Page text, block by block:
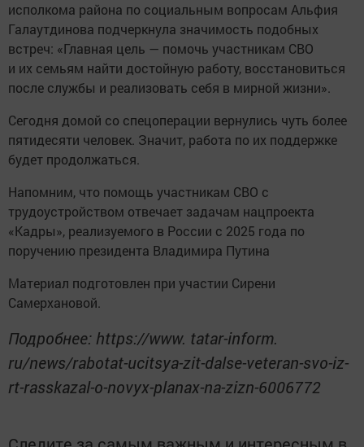
исполкома района по социальным вопросам Альфия
Галаутдинова подчеркнула значимость подобных
встреч: «Главная цель — помочь участникам СВО
и их семьям найти достойную работу, восстановиться
после службы и реализовать себя в мирной жизни».
Сегодня домой со спецоперации вернулись чуть более
пятидесяти человек. Значит, работа по их поддержке
будет продолжаться.
Напомним, что помощь участникам СВО с
трудоустройством отвечает задачам нацпроекта
«Кадры», реализуемого в России с 2025 года по
поручению президента Владимира Путина
Материал подготовлен при участии Сирени
Самерхановой.
Подробнее: https://www. tatar-inform.
ru/news/rabotat-ucitsya-zit-dalse-veteran-svo-iz-
rt-rasskazal-o-novyx-planax-na-zizn-6006772